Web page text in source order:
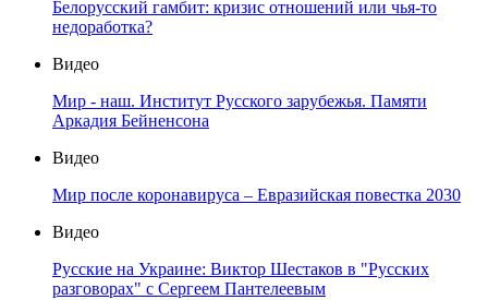
Белорусский гамбит: кризис отношений или чья-то
недоработка?
Видео
Мир - наш. Институт Русского зарубежья. Памяти
Аркадия Бейненсона
Видео
Мир после коронавируса – Евразийская повестка 2030
Видео
Русские на Украине: Виктор Шестаков в "Русских
разговорах" с Сергеем Пантелеевым